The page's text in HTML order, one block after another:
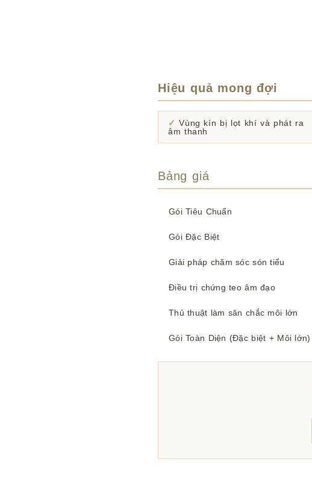
Hiệu quả mong đợi
Vùng kín bị lọt khí và phát ra
âm thanh
Bảng giá
Gói Tiêu Chuẩn
Gói Đặc Biệt
Giải pháp chăm sóc són tiểu
Điều trị chứng teo âm đạo
Thủ thuật làm săn chắc môi lớn
Gói Toàn Diện (Đặc biệt + Môi lớn)